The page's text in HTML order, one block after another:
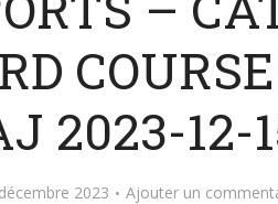
2023-12-
2023 Ajouter un